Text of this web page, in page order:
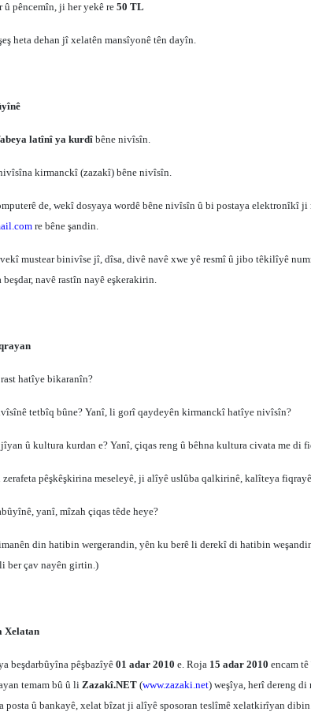
û pêncemîn, ji her yekê re 50 TL
heta dehan jî xelatên mansîyonê tên dayîn.
latînî ya kurdî bêne nivîsîn.
kirmanckî (zazakî) bêne nivîsîn.
de, wekî dosyaya wordê bêne nivîsîn û bi postaya elektronîkî ji
re bêne şandin.
mustear binivîse jî, dîsa, divê navê xwe yê resmî û jibo têkilîyê
beşdar, navê rastîn nayê eşkerakirin.
rast hatîye bikaranîn?
tetbîq bûne? Yanî, li gorî qaydeyên kirmanckî hatîye nivîsîn?
û kultura kurdan e? Yanî, çiqas reng û bêhna kultura civata me di
pêşkêşkirina meseleyê, ji alîyê uslûba qalkirinê, kalîteya
yanî, mîzah çiqas têde heye?
din hatibin wergerandin, yên ku berê li derekî di hatibin
ber çav nayên girtin.)
Xelatan
beşdarbûyîna pêşbazîyê 01 adar 2010 e. Roja 15 adar 2010 encam
temam bû û liZazakî.NET (www.zazaki.net) weşîya, herî dereng
posta û bankayê, xelat bîzat ji alîyê sposoran teslîmê xelatkirîyan